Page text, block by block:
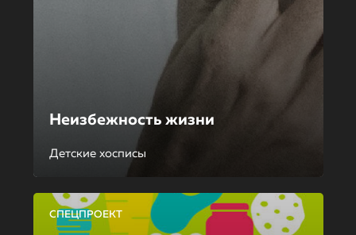
Неизбежность жизни
Детские хосписы
СПЕЦПРОЕКТ